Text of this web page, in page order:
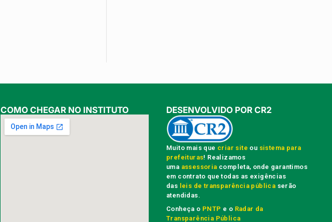
COMO CHEGAR NO INSTITUTO
Muito mais que criar site ou sistema para
prefeituras! Realizamos
uma assessoria completa, onde garantimos
em contrato que todas as exigências
das leis de transparência pública serão
atendidas.
Conheça o PNTP e o Radar da
Transparência Pública
DESENVOLVIDO POR CR2